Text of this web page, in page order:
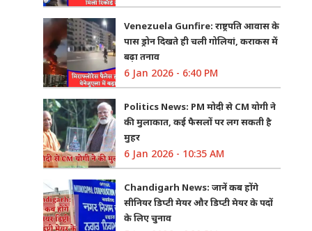
Venezuela Gunfire: राष्ट्रपति आवास के
पास ड्रोन दिखते ही चली गोलियां, कराकस में
बढ़ा तनाव
6 Jan 2026 - 6:40 PM
Politics News: PM मोदी से CM योगी ने
की मुलाकात, कई फैसलों पर लग सकती है
मुहर
6 Jan 2026 - 10:35 AM
Chandigarh News: जानें कब होंगे
सीनियर डिप्टी मेयर और डिप्टी मेयर के पदों
के लिए चुनाव